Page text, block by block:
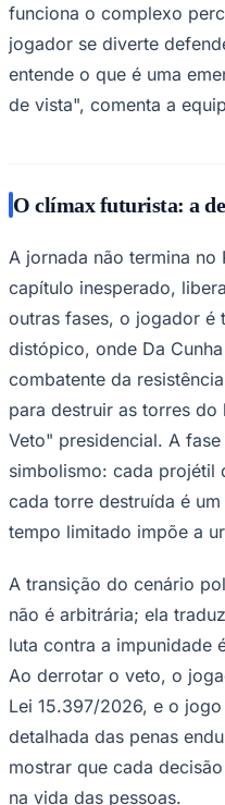
funciona o complexo
jogador se diverte
entende o que é uma
de vista", comenta a
O clímax futurista: a
A jornada não termina no
capítulo inesperado,
outras fases, o jogador é
distópico, onde Da
combatente da
para destruir as torres
Veto" presidencial. A
simbolismo: cada projétil
cada torre destruída é
tempo limitado impõe a
A transição do cenário
não é arbitrária; ela
luta contra a impunidade
Ao derrotar o veto, o
Lei 15.397/2026, e o
detalhada das penas
mostrar que cada
na vida das pessoas.